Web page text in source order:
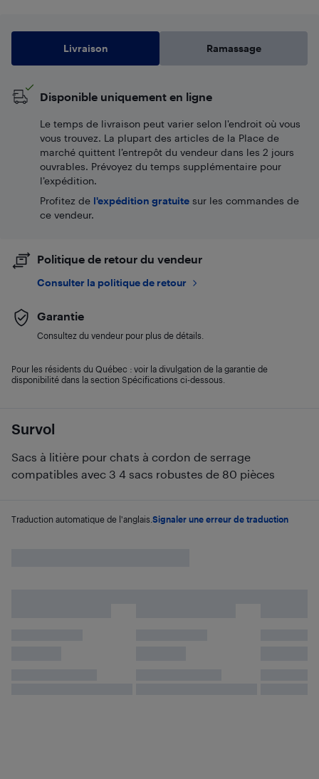
Survol
Sacs à litière pour chats à cordon de serrage
compatibles avec 3 4 sacs robustes de 80 pièces
Traduction automatique de l'anglais. Signaler une erreur de traduction
Livraison Ramassage
Disponible uniquement en ligne
Le temps de livraison peut varier selon l'endroit où vous
vous trouvez. La plupart des articles de la Place de
marché quittent l’entrepôt du vendeur dans les 2 jours
ouvrables. Prévoyez du temps supplémentaire pour
l’expédition.
Profitez de l'expédition gratuite sur les commandes de
ce vendeur.
Politique de retour du vendeur
Consulter la politique de retour
Garantie
Consultez du vendeur pour plus de détails.
Pour les résidents du Québec : voir la divulgation de la garantie de
disponibilité dans la section Spécifications ci-dessous.